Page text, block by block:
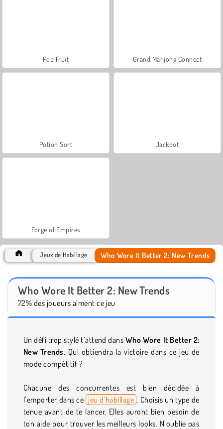
Pop Fruit Grand Mahjong Connect
Potion Sort Jackpot
Forge of Empires
Jeux de Habillage Who Wore It Better 2: New Trends
Who Wore It Better 2: New Trends
72% des joueurs aiment ce jeu
Un défi trop stylé t’attend dans Who Wore It Better 2:
New Trends. Qui obtiendra la victoire dans ce jeu de
mode compétitif ?
Chacune des concurrentes est bien décidée à
l’emporter dans ce jeu d’habillage . Choisis un type de
tenue avant de te lancer. Elles auront bien besoin de
ton aide pour trouver les meilleurs looks. N’oublie pas